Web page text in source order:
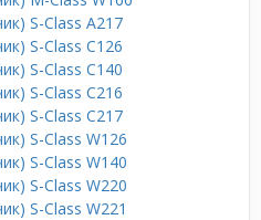
S-Class A217
S-Class C126
S-Class C140
S-Class C216
S-Class C217
S-Class W126
S-Class W140
S-Class W220
S-Class W221